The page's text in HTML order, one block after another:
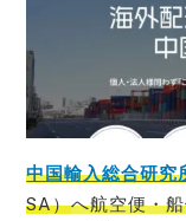
中国輸入総合研究
SA）へ航空便・